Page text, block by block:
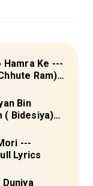
Hamra Ke ---
Ram)
( Bidesiya)
---
Lyrics
Duniya